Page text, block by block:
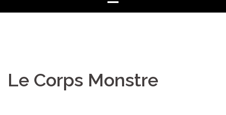
Le Corps Monstre